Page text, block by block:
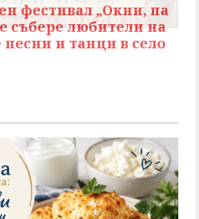
фестивал „Окни, па
събере любители на
и танци в село